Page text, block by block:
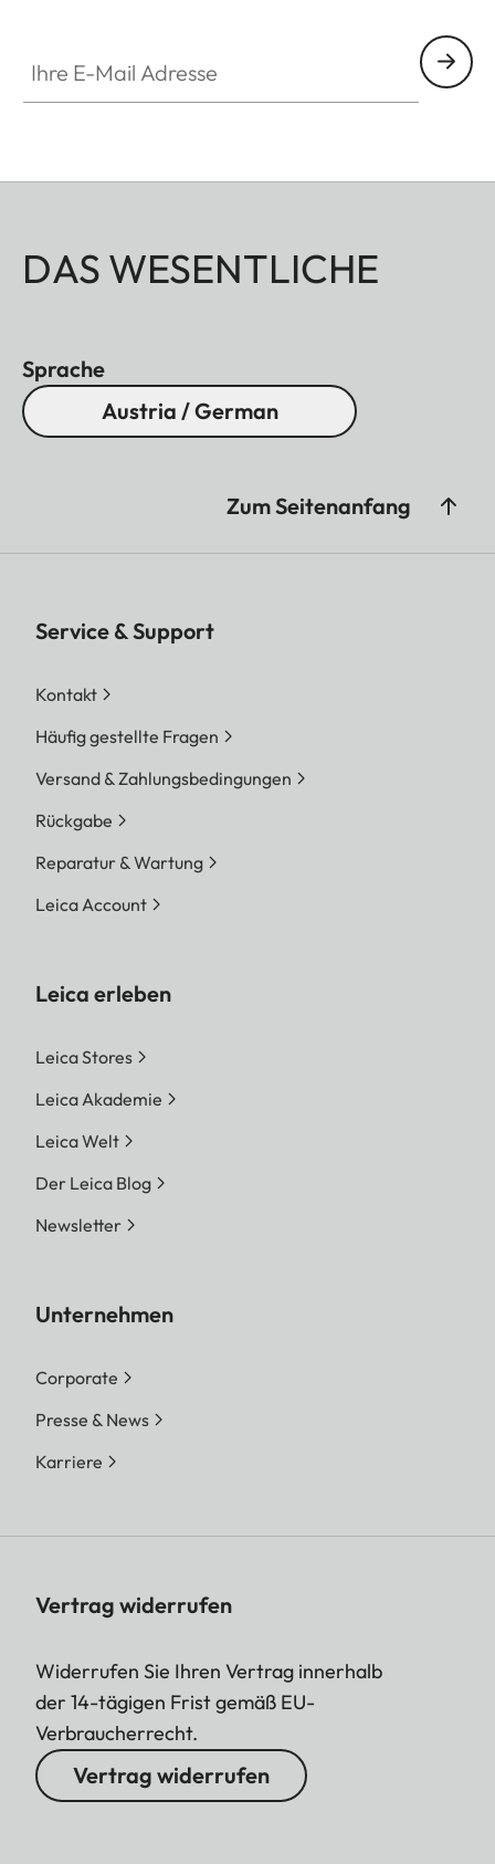
DAS WESENTLICHE
Sprache
Austria / German
Zum Seitenanfang
Service & Support
Kontakt
Häufig gestellte Fragen
Versand & Zahlungsbedingungen
Rückgabe
Reparatur & Wartung
Leica Account
Leica erleben
Leica Stores
Leica Akademie
Leica Welt
Der Leica Blog
Newsletter
Unternehmen
Corporate
Presse & News
Karriere
Vertrag widerrufen
Widerrufen Sie Ihren Vertrag innerhalb
der 14-tägigen Frist gemäß EU-
Verbraucherrecht.
Vertrag widerrufen